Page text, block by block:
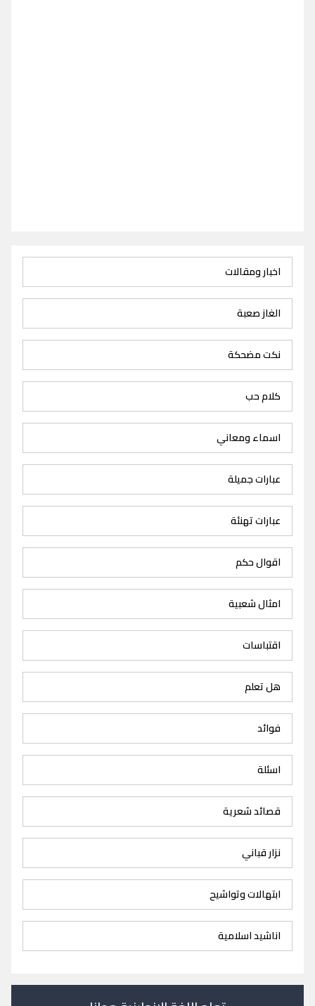
اخبار ومقالات
الغاز صعبة
نكت مضحكة
كلام حب
اسماء ومعاني
عبارات جميلة
عبارات تهنئة
اقوال حكم
امثال شعبية
اقتباسات
هل تعلم
فوائد
اسئلة
قصائد شعرية
نزار قباني
ابتهالات وتواشيح
اناشيد اسلامية